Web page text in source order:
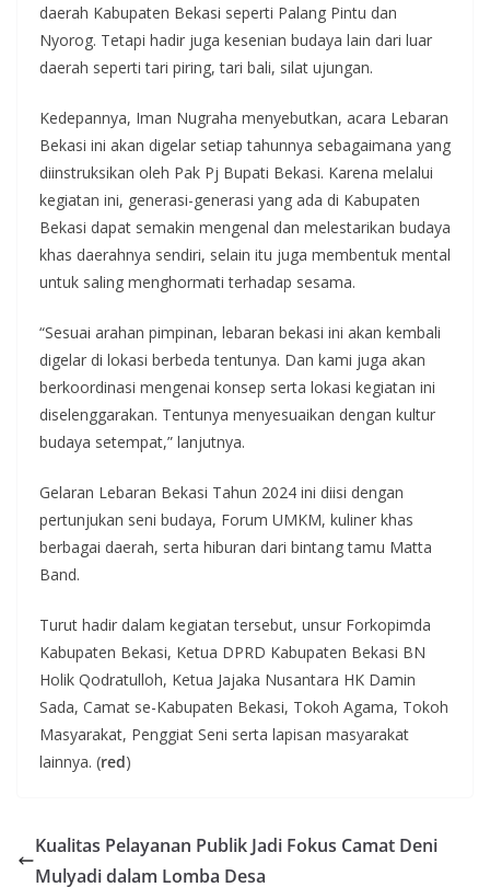
daerah Kabupaten Bekasi seperti Palang Pintu dan
Nyorog. Tetapi hadir juga kesenian budaya lain dari luar
daerah seperti tari piring, tari bali, silat ujungan.
Kedepannya, Iman Nugraha menyebutkan, acara Lebaran
Bekasi ini akan digelar setiap tahunnya sebagaimana yang
diinstruksikan oleh Pak Pj Bupati Bekasi. Karena melalui
kegiatan ini, generasi-generasi yang ada di Kabupaten
Bekasi dapat semakin mengenal dan melestarikan budaya
khas daerahnya sendiri, selain itu juga membentuk mental
untuk saling menghormati terhadap sesama.
“Sesuai arahan pimpinan, lebaran bekasi ini akan kembali
digelar di lokasi berbeda tentunya. Dan kami juga akan
berkoordinasi mengenai konsep serta lokasi kegiatan ini
diselenggarakan. Tentunya menyesuaikan dengan kultur
budaya setempat,” lanjutnya.
Gelaran Lebaran Bekasi Tahun 2024 ini diisi dengan
pertunjukan seni budaya, Forum UMKM, kuliner khas
berbagai daerah, serta hiburan dari bintang tamu Matta
Band.
Turut hadir dalam kegiatan tersebut, unsur Forkopimda
Kabupaten Bekasi, Ketua DPRD Kabupaten Bekasi BN
Holik Qodratulloh, Ketua Jajaka Nusantara HK Damin
Sada, Camat se-Kabupaten Bekasi, Tokoh Agama, Tokoh
Masyarakat, Penggiat Seni serta lapisan masyarakat
lainnya. (red)
Kualitas Pelayanan Publik Jadi Fokus Camat Deni
Mulyadi dalam Lomba Desa